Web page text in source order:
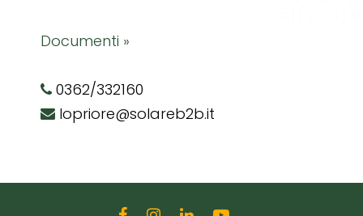
Documenti »
0362/332160
lopriore@solareb2b.it